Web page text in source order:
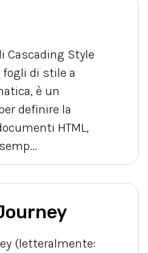
Cascading Style
di stile a
è un
definire la
HTML,
(letteralmente: